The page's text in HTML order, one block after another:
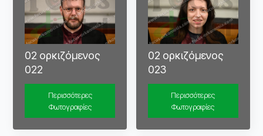
02 ορκιζόμενος
022
Περισσότερες
Φωτογραφίες
02 ορκιζόμενος
023
Περισσότερες
Φωτογραφίες